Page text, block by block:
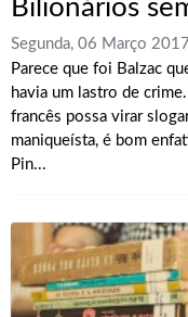
Bilionários
Segunda, 06 Março 2017
Parece que foi Balzac
havia um lastro de
francês possa virar
maniqueísta, é bom
Pin...